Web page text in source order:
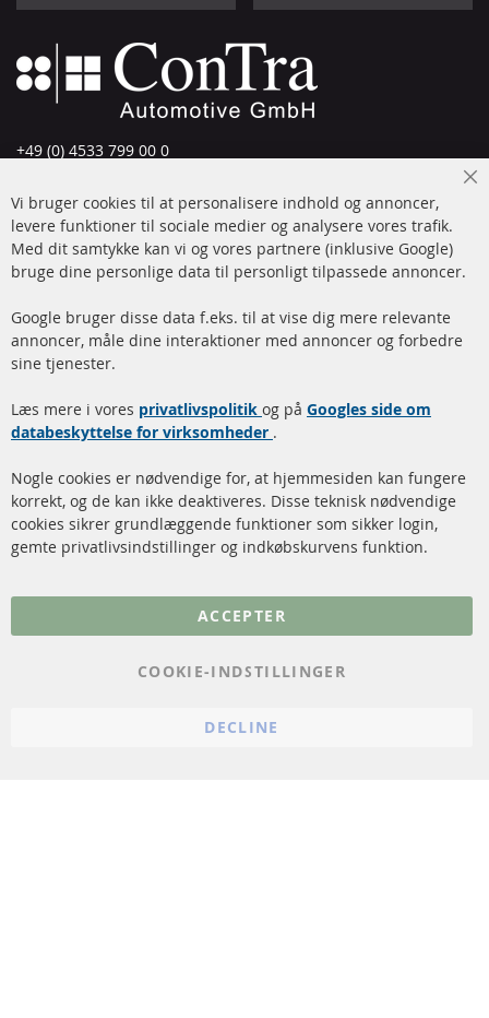
+49 (0) 4533 799 00 0
info@contra-automotive.de
www.contra-automotive.de
Facebook
Instagram
Hurtige links
Dieselpartikelfilter (DPF)
rengøring
Katalysator (KAT)
Sensorer
FAQ
Kundeservice
Betalingsmetoder
Kontakt
Vi bruger cookies til at personalisere indhold og annoncer,
levere funktioner til sociale medier og analysere vores trafik.
Med dit samtykke kan vi og vores partnere (inklusive Google)
bruge dine personlige data til personligt tilpassede annoncer.
Google bruger disse data f.eks. til at vise dig mere relevante
annoncer, måle dine interaktioner med annoncer og forbedre
sine tjenester.
Læs mere i vores privatlivspolitik og på Googles side om
databeskyttelse for virksomheder .
Nogle cookies er nødvendige for, at hjemmesiden kan fungere
korrekt, og de kan ikke deaktiveres. Disse teknisk nødvendige
cookies sikrer grundlæggende funktioner som sikker login,
gemte privatlivsindstillinger og indkøbskurvens funktion.
ACCEPTER
COOKIE-INDSTILLINGER
DECLINE